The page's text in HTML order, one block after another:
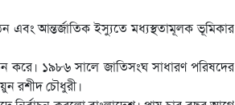
আন্তর্জাতিক ইস্যুতে মধ্যস্থতামূলক ভূমিকার
করে। ১৯৮৬ সালে জাতিসংঘ সাধারণ পরিষদের
রশীদ চৌধুরী।